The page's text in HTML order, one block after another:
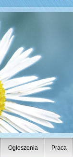
Ogłoszenia Praca